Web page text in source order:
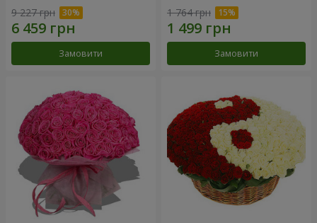
9 227 грн
Замовити
1 764 грн
Замовити